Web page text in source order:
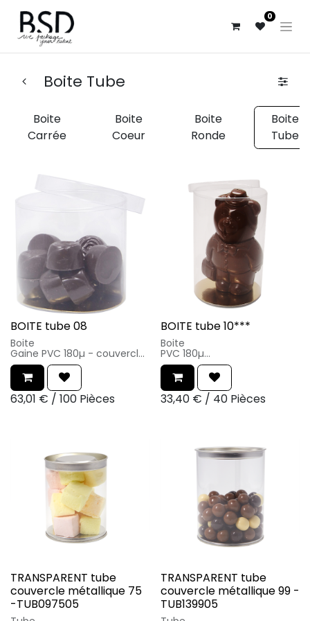
0
Boite Tube
Boite
Carrée
Boite
Coeur
Boite
Ronde
Boite
Tube
BOITE tube 08
Boite
Gaine PVC 180µ - couvercle
250µ
couvercle 250µ
Taille utile : d.10xh.8cm
Carton laminé PET or 750
gr/m² + OPP film
63,01 € / 100 Pièces
BOITE tube 10***
Boite
PVC 180µ
Taille utile : d.10xh.15cm
Carton laminé PET or 750
gr/m² + OPP film
PVC est 100 % recyclable
33,40€ / 40 Pièces
TRANSPARENT tube
couvercle métallique 75
-TUB097505
TRANSPARENT tube
couvercle métallique 99 -
TUB139905